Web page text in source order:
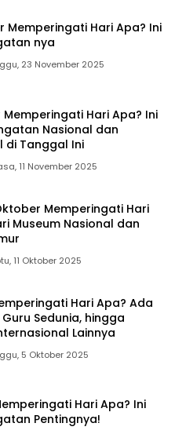
Memperingati Hari Apa? Ini
nya
23 November 2025
Memperingati Hari Apa? Ini
Nasional dan
di Tanggal Ini
11 November 2025
Memperingati Hari
Museum Nasional dan
11 Oktober 2025
Hari Apa? Ada
Guru Sedunia, hingga
Lainnya
5 Oktober 2025
Hari Apa? Ini
Pentingnya!